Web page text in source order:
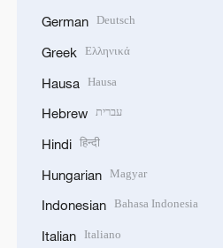
German Deutsch
Greek Ελληνικά
Hausa Hausa
Hebrew עברית
Hindi हिन्दी
Hungarian Magyar
Indonesian Bahasa Indonesia
Italian Italiano